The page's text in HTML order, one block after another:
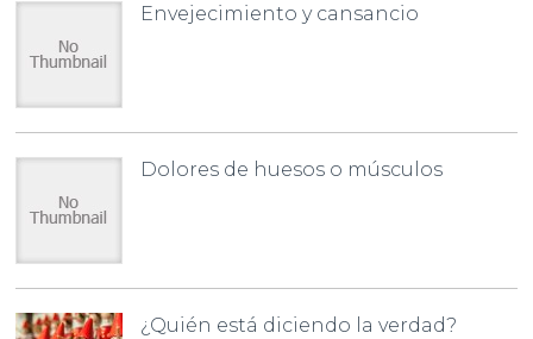
Envejecimiento y cansancio
Dolores de huesos o músculos
¿Quién está diciendo la verdad?